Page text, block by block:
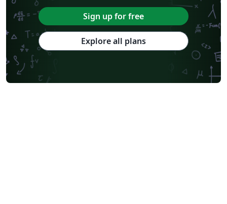
Sign up for free
Explore all plans